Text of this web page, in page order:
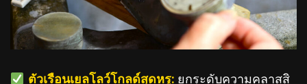
ตัวเรือนเยลโลว์โกลด์สุดหรู:ยกระดับความคลาสสิ